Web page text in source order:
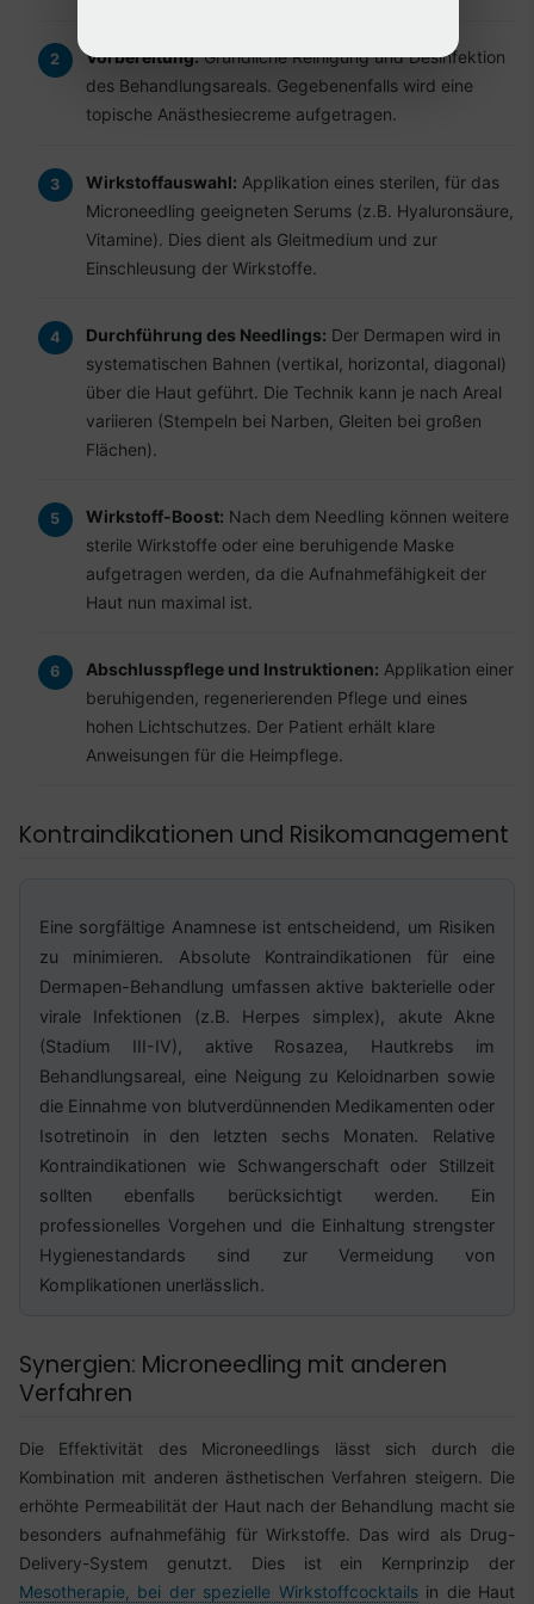
Vorbereitung:Gründliche Reinigung und Desinfektion
des Behandlungsareals. Gegebenenfalls wird eine
topische Anästhesiecreme aufgetragen.
Wirkstoffauswahl: Applikation eines sterilen, für das
Microneedling geeigneten Serums (z.B. Hyaluronsäure,
Vitamine). Dies dient als Gleitmedium und zur
Einschleusung der Wirkstoffe.
Durchführung des Needlings: Der Dermapen wird in
systematischen Bahnen (vertikal, horizontal, diagonal)
über die Haut geführt. Die Technik kann je nach Areal
variieren (Stempeln bei Narben, Gleiten bei großen
Flächen).
Wirkstoff-Boost: Nach dem Needling können weitere
sterile Wirkstoffe oder eine beruhigende Maske
aufgetragen werden, da die Aufnahmefähigkeit der
Haut nun maximal ist.
Abschlusspflege und Instruktionen: Applikation einer
beruhigenden, regenerierenden Pflege und eines
hohen Lichtschutzes. Der Patient erhält klare
Anweisungen für die Heimpflege.
Kontraindikationen und Risikomanagement
Eine sorgfältige Anamnese ist entscheidend, um Risiken
zu minimieren. Absolute Kontraindikationen für eine
Dermapen-Behandlung umfassen aktive bakterielle oder
virale Infektionen (z.B. Herpes simplex), akute Akne
(Stadium III-IV), aktive Rosazea, Hautkrebs im
Behandlungsareal, eine Neigung zu Keloidnarben sowie
die Einnahme von blutverdünnenden Medikamenten oder
Isotretinoin in den letzten sechs Monaten. Relative
Kontraindikationen wie Schwangerschaft oder Stillzeit
sollten ebenfalls berücksichtigt werden. Ein
professionelles Vorgehen und die Einhaltung strengster
Hygienestandards sind zur Vermeidung von
Komplikationen unerlässlich.
Synergien: Microneedling mit anderen
Verfahren
Die Effektivität des Microneedlings lässt sich durch die
Kombination mit anderen ästhetischen Verfahren steigern. Die
erhöhte Permeabilität der Haut nach der Behandlung macht sie
besonders aufnahmefähig für Wirkstoffe. Das wird als Drug-
Delivery-System genutzt. Dies ist ein Kernprinzip der
Mesotherapie, bei der spezielle Wirkstoffcocktailsin die Haut